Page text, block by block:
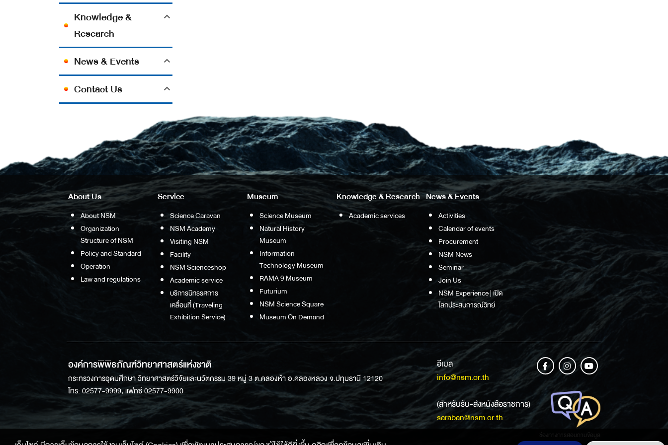
Knowledge &
Research
News & Events
Contact Us
About Us
About NSM
Organization
Structure of NSM
Policy and Standard
Operation
Law and regulations
Service
Science Caravan
NSM Academy
Visiting NSM
Facility
NSM Scienceshop
Academic service
บริการนิทรรศการ
เคลื่อนที่ (Traveling
Exhibition Service)
Museum
Science Museum
Natural History
Museum
Information
Technology Museum
RAMA 9 Museum
Futurium
NSM Science Square
Museum On Demand
Knowledge & Research
Academic services
News & Events
Activities
Calendar of events
Procurement
NSM News
Seminar
Join Us
NSM Experience | เปิด
โลกประสบการณ์วิทย์
องค์การพิพิธภัณฑ์วิทยาศาสตร์แห่งชาติ
กระทรวงการอุดมศึกษา วิทยาศาสตร์วิจัยและนวัตกรรม 39 หมู่ 3 ต.คลองห้า อ.คลองหลวง จ.ปทุมธานี 12120
โทร: 02577-9999, แฟกซ์ 02577-9900
อีเมล
info@nsm.or.th
(สำหรับรับ-ส่งหนังสือราชการ)
saraban@nsm.or.th
ช่องทางการสอบถามข้อมูล